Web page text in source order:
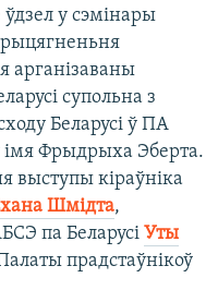
ўдзел у сэмінары
арганізаваны
супольна з
Беларусі ў ПА
Фрыдрыха Эберта.
выступы кіраўніка
Шмідта,
па Беларусі Уты
прадстаўнікоў